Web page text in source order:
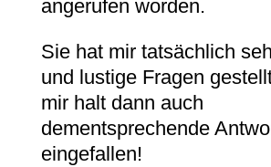
angerufen worden.
Sie hat mir tatsächlich
und lustige Fragen
mir halt dann auch
dementsprechende
eingefallen!